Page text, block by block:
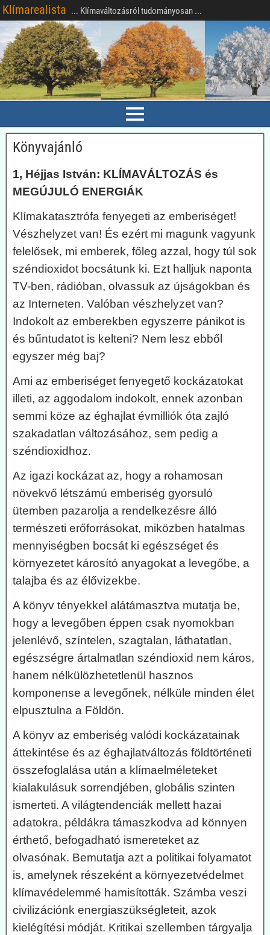
Klímarealista ... Klímaváltozásról tudományosan ...
Könyvajánló
1, Héjjas István: KLÍMAVÁLTOZÁS és
MEGÚJULÓ ENERGIÁK
Klímakatasztrófa fenyegeti az emberiséget!
Vészhelyzet van! És ezért mi magunk vagyunk
felelősek, mi emberek, főleg azzal, hogy túl sok
széndioxidot bocsátunk ki. Ezt halljuk naponta
TV-ben, rádióban, olvassuk az újságokban és
az Interneten. Valóban vészhelyzet van?
Indokolt az emberekben egyszerre pánikot is
és bűntudatot is kelteni? Nem lesz ebből
egyszer még baj?
Ami az emberiséget fenyegető kockázatokat
illeti, az aggodalom indokolt, ennek azonban
semmi köze az éghajlat évmilliók óta zajló
szakadatlan változásához, sem pedig a
széndioxidhoz.
Az igazi kockázat az, hogy a rohamosan
növekvő létszámú emberiség gyorsuló
ütemben pazarolja a rendelkezésre álló
természeti erőforrásokat, miközben hatalmas
mennyiségben bocsát ki egészséget és
környezetet károsító anyagokat a levegőbe, a
talajba és az élővizekbe.
A könyv tényekkel alátámasztva mutatja be,
hogy a levegőben éppen csak nyomokban
jelenlévő, színtelen, szagtalan, láthatatlan,
egészségre ártalmatlan széndioxid nem káros,
hanem nélkülözhetetlenül hasznos
komponense a levegőnek, nélküle minden élet
elpusztulna a Földön.
A könyv az emberiség valódi kockázatainak
áttekintése és az éghajlatváltozás földtörténeti
összefoglalása után a klímaelméleteket
kialakulásuk sorrendjében, globális szinten
ismerteti. A világtendenciák mellett hazai
adatokra, példákra támaszkodva ad könnyen
érthető, befogadható ismereteket az
olvasónak. Bemutatja azt a politikai folyamatot
is, amelynek részeként a környezetvédelmet
klímavédelemmé hamisították. Számba veszi
civilizációnk energiaszükségleteit, azok
kielégítési módját. Kritikai szellemben tárgyalja